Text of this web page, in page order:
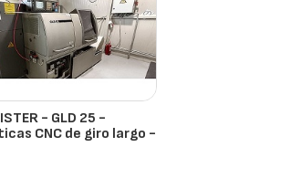
- GLD 25 -
CNC de giro largo -